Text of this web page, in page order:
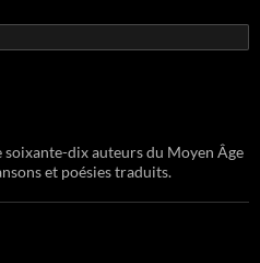
soixante-dix auteurs du Moyen Âge
et poésies traduits.